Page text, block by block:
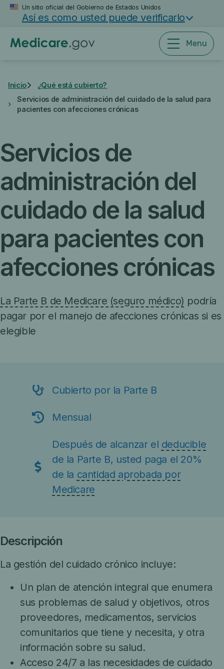
Saltar
principal
Un sitio oficial del Gobierno de Estados Unidos
Así es como usted puede verificarlo
Menu
Inicio
¿Qué está cubierto?
Servicios de administración del cuidado de la salud para
pacientes con afecciones crónicas
Servicios de
administración del
cuidado de la salud
para pacientes con
afecciones crónicas
La Parte B de Medicare (seguro médico) podría
pagar por el manejo de afecciones crónicas si es
elegible
Cubierto por la Parte B
Mensual
Después de alcanzar el deducible
de la Parte B, usted paga el 20%
de la cantidad aprobada por
Medicare
Descripción
La gestión del cuidado crónico incluye:
Un plan de atención integral que enumera
sus problemas de salud y objetivos, otros
proveedores, medicamentos, servicios
comunitarios que tiene y necesita, y otra
información sobre su salud.
Acceso 24/7 a las necesidades de cuidado